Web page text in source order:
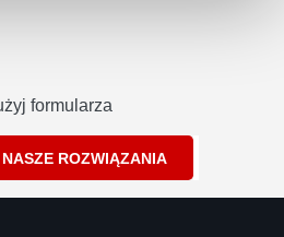
formularza
ROZWIĄZANIA